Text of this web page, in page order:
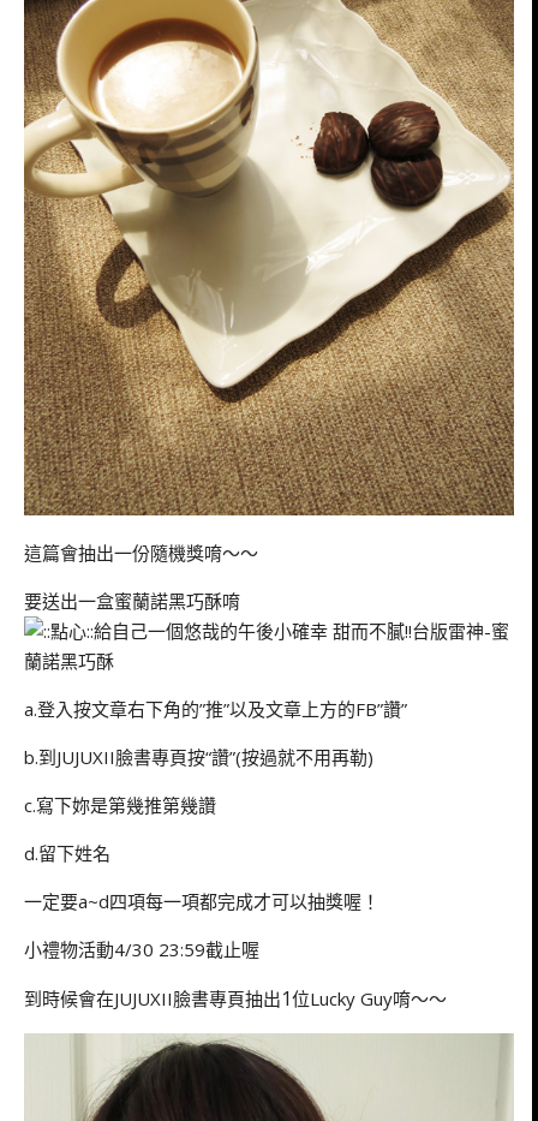
這篇會抽出一份隨機獎唷～～
要送出一盒蜜蘭諾黑巧酥唷
a.登入按文章右下角的”推”以及文章上方的FB”讚”
b.到JUJUXII臉書專頁按“讚”(按過就不用再勒)
c.寫下妳是第幾推第幾讚
d.留下姓名
一定要a~d四項每一項都完成才可以抽獎喔！
小禮物活動4/30 23:59截止喔
到時候會在JUJUXII臉書專頁抽出1位Lucky Guy唷～～